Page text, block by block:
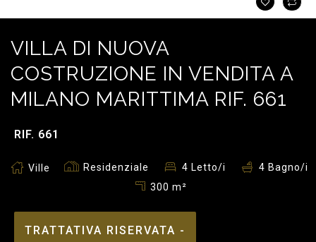
VILLA DI NUOVA
COSTRUZIONE IN VENDITA A
MILANO MARITTIMA RIF. 661
RIF. 661
Ville Residenziale 4 Letto/i
4 Bagno/i
300 m²
TRATTATIVA RISERVATA -